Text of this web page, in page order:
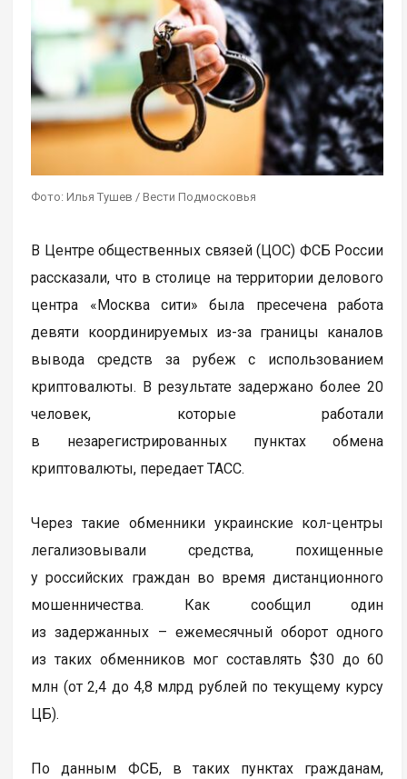
Фото: Илья Тушев / Вести Подмосковья
В Центре общественных связей (ЦОС) ФСБ России
рассказали, что в столице на территории делового
центра «Москва сити» была пресечена работа
девяти координируемых из-за границы каналов
вывода средств за рубеж с использованием
криптовалюты. В результате задержано более 20
человек, которые работали
в незарегистрированных пунктах обмена
криптовалюты, передает ТАСС.
Через такие обменники украинские кол-центры
легализовывали средства, похищенные
у российских граждан во время дистанционного
мошенничества. Как сообщил один
из задержанных – ежемесячный оборот одного
из таких обменников мог составлять $30 до 60
млн (от 2,4 до 4,8 млрд рублей по текущему курсу
ЦБ).
По данным ФСБ, в таких пунктах гражданам,